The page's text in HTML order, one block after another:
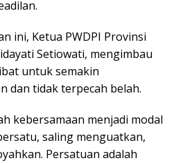
ini, Ketua PWDPI Provinsi
Setiowati, mengimbau
untuk semakin
dan tidak terpecah belah.
kebersamaan menjadi modal
saling menguatkan,
Persatuan adalah